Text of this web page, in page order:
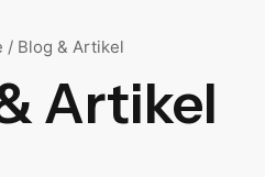
/ Blog & Artikel
Artikel